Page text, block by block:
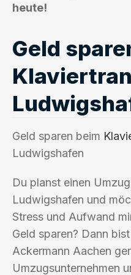
heute!
Geld
Geld sparen beim
Ludwigshafen
Du planst einen
Ludwigshafen und
Stress und Aufwand
Geld sparen? Dann
Ackermann Aachen
Umzugsunternehmen